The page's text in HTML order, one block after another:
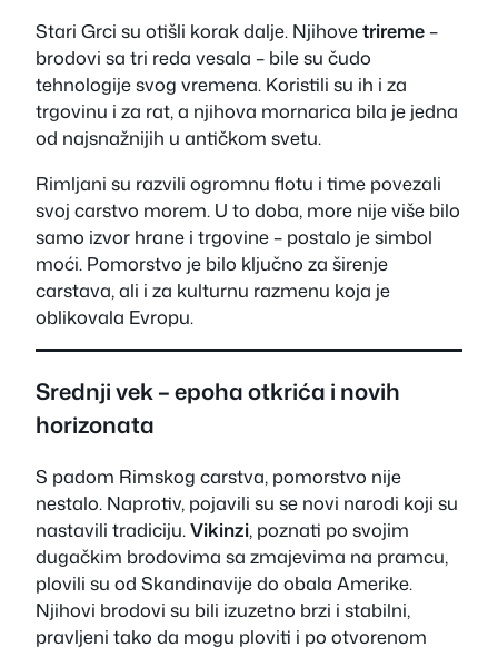
Stari Grci su otišli korak dalje. Njihovetrireme–
brodovi sa tri reda vesala – bile su čudo
tehnologije svog vremena. Koristili su ih i za
trgovinu i za rat, a njihova mornarica bila je jedna
od najsnažnijih u antičkom svetu.
Rimljani su razvili ogromnu flotu i time povezali
svoj carstvo morem. U to doba, more nije više bilo
samo izvor hrane i trgovine – postalo je simbol
moći. Pomorstvo je bilo ključno za širenje
carstava, ali i za kulturnu razmenu koja je
oblikovala Evropu.
Srednji vek – epoha otkrića i novih
horizonata
S padom Rimskog carstva, pomorstvo nije
nestalo. Naprotiv, pojavili su se novi narodi koji su
nastavili tradiciju.Vikinzi, poznati po svojim
dugačkim brodovima sa zmajevima na pramcu,
plovili su od Skandinavije do obala Amerike.
Njihovi brodovi su bili izuzetno brzi i stabilni,
pravljeni tako da mogu ploviti i po otvorenom